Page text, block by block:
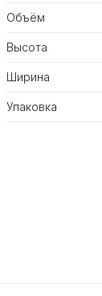
Объём
Высота
Ширина
Упаковка